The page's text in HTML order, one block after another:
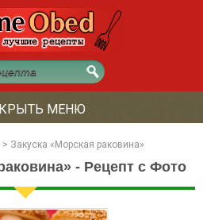
МЕНЮ
> Закуска «Морская раковина»
- Рецепт с Фото